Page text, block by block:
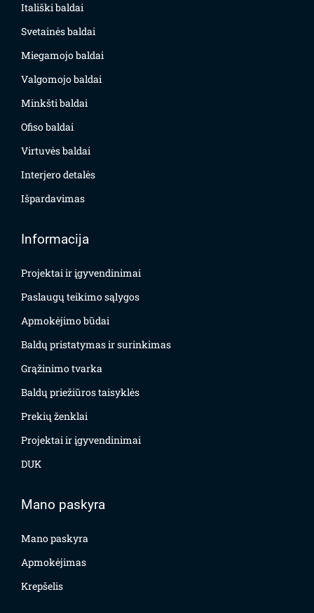
Itališki baldai
Svetainės baldai
Miegamojo baldai
Valgomojo baldai
Minkšti baldai
Ofiso baldai
Virtuvės baldai
Interjero detalės
Išpardavimas
Informacija
Projektai ir įgyvendinimai
Paslaugų teikimo sąlygos
Apmokėjimo būdai
Baldų pristatymas ir surinkimas
Grąžinimo tvarka
Baldų priežiūros taisyklės
Prekių ženklai
Projektai ir įgyvendinimai
DUK
Mano paskyra
Mano paskyra
Apmokėjimas
Krepšelis